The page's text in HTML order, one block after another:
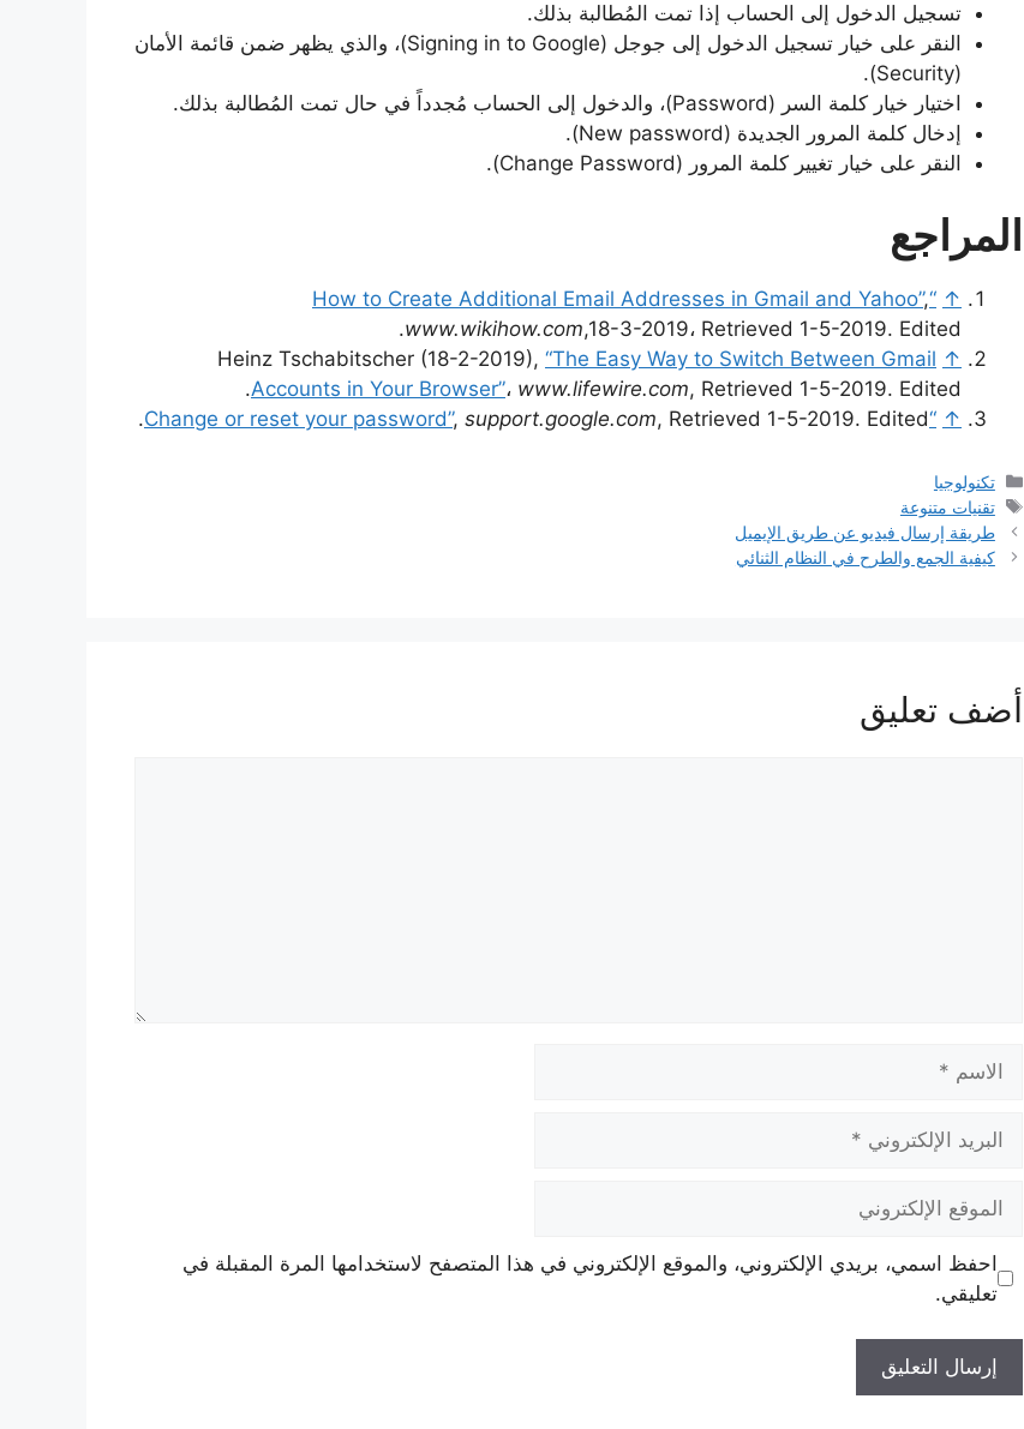
تسجيل الدخول إلى الحساب إذا تمت المُطالبة بذلك.
النقر على خيار تسجيل الدخول إلى جوجل (Signing in to Google)، والذي يظهر ضمن قائمة الأمان
(Security).
اختيار خيار كلمة السر (Password)، والدخول إلى الحساب مُجدداً في حال تمت المُطالبة بذلك.
إدخال كلمة المرور الجديدة (New password).
النقر على خيار تغيير كلمة المرور (Change Password).
المراجع
↑
“How to Create Additional Email Addresses in Gmail and Yahoo”
,
www.wikihow.com,18-3-2019، Retrieved 1-5-2019. Edited.
↑
Heinz Tschabitscher (18-2-2019), “The Easy Way to Switch Between Gmail
Accounts in Your Browser”، www.lifewire.com, Retrieved 1-5-2019. Edited.
↑
“Change or reset your password”
, support.google.com, Retrieved 1-5-2019. Edited.
التصنيفات
تكنولوجيا
الوسوم
تقنيات متنوعة
طريقة إرسال فيديو عن طريق الإيميل
كيفية الجمع والطرح في النظام الثنائي
أضف تعليق
الإلكتروني
الإلكتروني
احفظ اسمي، بريدي الإلكتروني، والموقع الإلكتروني في هذا المتصفح لاستخدامها المرة المقبلة في
تعليقي.